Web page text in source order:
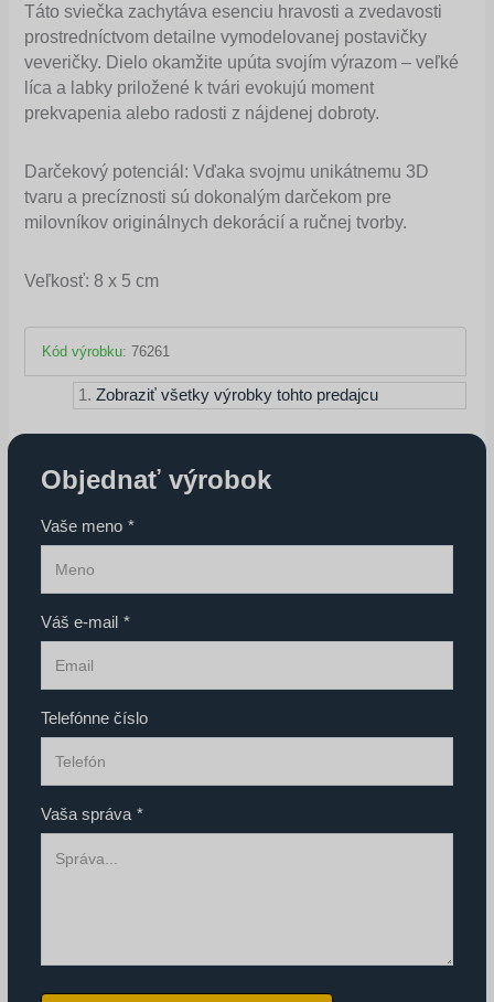
Táto sviečka zachytáva esenciu hravosti a zvedavosti
prostredníctvom detailne vymodelovanej postavičky
veveričky. Dielo okamžite upúta svojím výrazom – veľké
líca a labky priložené k tvári evokujú moment
prekvapenia alebo radosti z nájdenej dobroty.
Darčekový potenciál: Vďaka svojmu unikátnemu 3D
tvaru a precíznosti sú dokonalým darčekom pre
milovníkov originálnych dekorácií a ručnej tvorby.
Veľkosť: 8 x 5 cm
Kód výrobku:76261
Zobraziť všetky výrobky tohto predajcu
Objednať výrobok
Vaše meno *
Váš e-mail *
Telefónne číslo
Vaša správa *